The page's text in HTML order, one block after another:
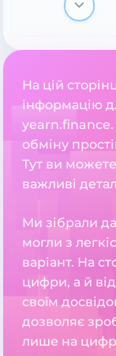
На цій
інформацію
обміну
Тут ви можете
важливі
Ми зібрали
могли з
варіант. На
цифри, а й
своїм
дозволяє
лише на